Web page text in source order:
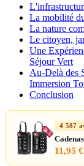
La mobilité
La nature
Le citoyen,
Une
Séjour Vert
Au-Delà des
Immersion
Conclusion
4 587
11,95 €